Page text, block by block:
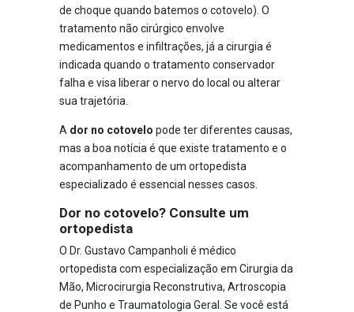
de choque quando batemos o cotovelo). O
tratamento não cirúrgico envolve
medicamentos e infiltrações, já a cirurgia é
indicada quando o tratamento conservador
falha e visa liberar o nervo do local ou alterar
sua trajetória.
A dor no cotovelo pode ter diferentes causas,
mas a boa notícia é que existe tratamento e o
acompanhamento de um ortopedista
especializado é essencial nesses casos.
Dor no cotovelo? Consulte um
ortopedista
O Dr. Gustavo Campanholi é médico
ortopedista com especialização em Cirurgia da
Mão, Microcirurgia Reconstrutiva, Artroscopia
de Punho e Traumatologia Geral. Se você está